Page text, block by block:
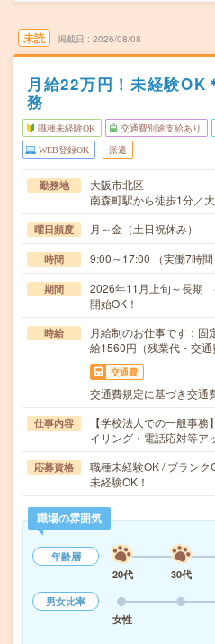
未読 掲載日 2026/08/08
月給22万円！未経験OK
務
職種未経験OK 交通費別途支給あり
WEB登録OK 派遣
勤務地
大阪市北区
南森町駅から徒歩1分／
曜日頻度 月～金（土日祝休み）
時間 9:00～17:00 （実働7時
期間
2026年11月上旬～長期
開始OK！
時給
月給制のお仕事です：
給1560円（残業代・交通
交通費
交通費規定に基づき交通
仕事内容
【学校法人での一般事
イリング・電話応対等
応募資格
職種未経験OK / ブランク
未経験OK！
職場の雰囲気
年齢層
20代
30代
男女比率
女性